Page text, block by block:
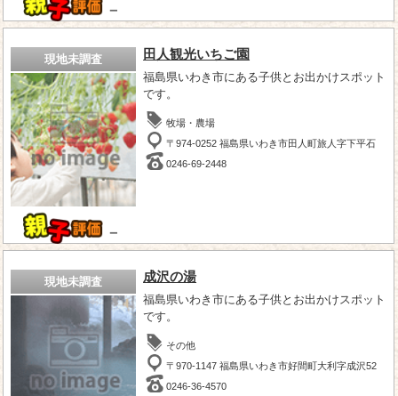
－
現地未調査
－
田人観光いちご園
福島県いわき市にある子供とお出かけスポット
です。
牧場・農場
〒974-0252 福島県いわき市田人町旅人字下平石
0246-69-2448
現地未調査 成沢の湯
福島県いわき市にある子供とお出かけスポット
です。
その他
〒970-1147 福島県いわき市好間町大利字成沢52
0246-36-4570